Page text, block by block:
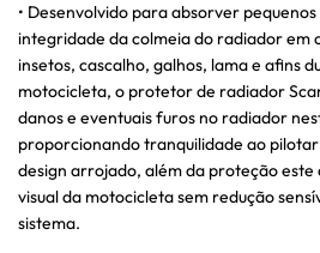
• Desenvolvido para absorver
integridade da colmeia do radiador em
insetos, cascalho, galhos, lama e afins
motocicleta, o protetor de radiador
danos e eventuais furos no radiador
proporcionando tranquilidade ao
design arrojado, além da proteção
visual da motocicleta sem redução
sistema.